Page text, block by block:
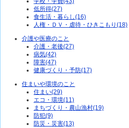
低所得(27)
食生活・暮らし(16)
人権・ＤＶ・虐待・ひきこもり(18)
介護や医療のこと
介護・老後(27)
病気(42)
障害(47)
健康づくり・予防(17)
住まいや環境のこと
住まい(29)
エコ・環境(11)
まちづくり・農山漁村(19)
防犯(9)
防災・災害(13)